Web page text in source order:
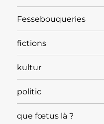
Fessebouqueries
fictions
kultur
politic
que fœtus là ?